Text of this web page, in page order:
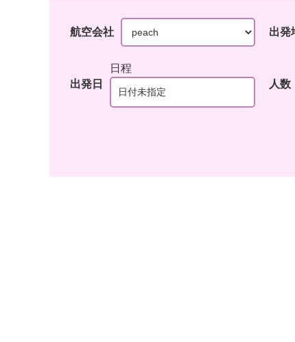
航空会社 出発
出発日 人数